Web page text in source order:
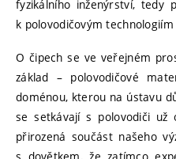
fyzikálního inženýrství, tedy
k polovodičovým
O čipech se ve veřejném
základ – polovodičové
doménou, kterou na ústavu
se setkávají s polovodiči už
přirozená součást našeho